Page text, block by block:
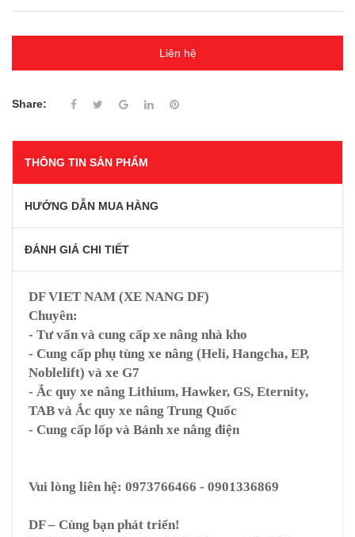
Liên hệ
Share:
THÔNG TIN SẢN PHẨM
HƯỚNG DẪN MUA HÀNG
ĐÁNH GIÁ CHI TIẾT
DF VIET NAM (XE NANG DF)
Chuyên:
- Tư vấn và cung cấp xe nâng nhà kho
- Cung cấp phụ tùng xe nâng (Heli, Hangcha, EP,
Noblelift) và xe G7
- Ắc quy xe nâng Lithium, Hawker, GS, Eternity,
TAB và Ắc quy xe nâng Trung Quốc
- Cung cấp lốp và Bánh xe nâng điện
Vui lòng liên hệ: 0973766466 - 0901336869
DF – Cùng bạn phát triển!